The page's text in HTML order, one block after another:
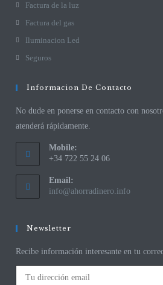
Factura de la luz
Factura del gas
Iluminacion Led
Seguros
Informacion De Contacto
No dude en ponerse en contacto con
atenderá rápidamente.
Mobile:
+34 722 55 24 06
Email:
info@ahorradinero.info
Newsletter
Recibe información interesante en tu